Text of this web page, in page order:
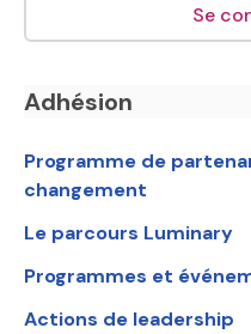
Se
Adhésion
Programme de
changement
Le parcours Luminary
Programmes et
Actions de leadership